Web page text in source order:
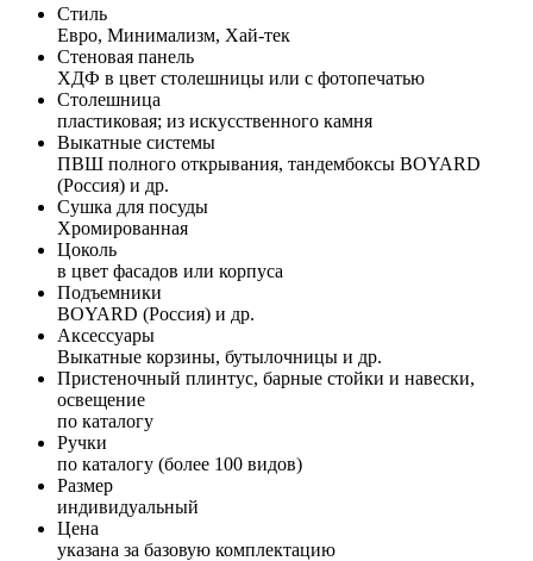
Стиль
Евро, Минимализм, Хай-тек
Стеновая панель
ХДФ в цвет столешницы или с фотопечатью
Столешница
пластиковая; из искусственного камня
Выкатные системы
ПВШ полного открывания, тандембоксы BOYARD
(Россия) и др.
Сушка для посуды
Хромированная
Цоколь
в цвет фасадов или корпуса
Подъемники
BOYARD (Россия) и др.
Аксессуары
Выкатные корзины, бутылочницы и др.
Пристеночный плинтус, барные стойки и навески,
освещение
по каталогу
Ручки
по каталогу (более 100 видов)
Размер
индивидуальный
Цена
указана за базовую комплектацию